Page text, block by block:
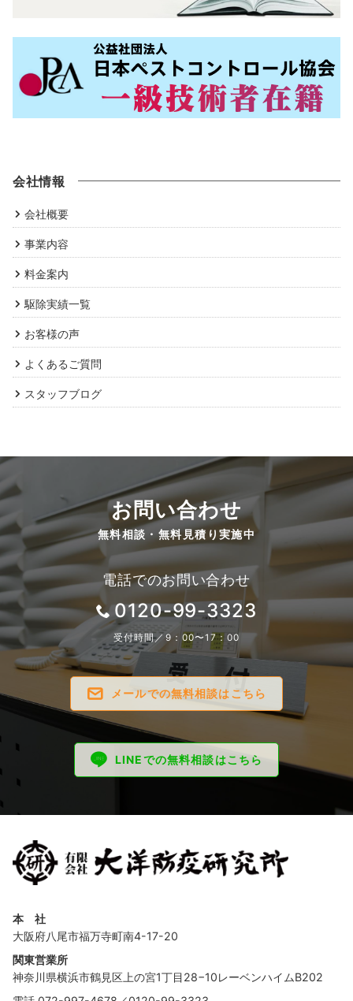
会社情報
会社概要
事業内容
料金案内
駆除実績一覧
お客様の声
よくあるご質問
スタッフブログ
お問い合わせ
無料相談・無料見積り実施中
電話でのお問い合わせ
0120-99-3323
受付時間／9：00〜17：00
メールでの無料相談はこちら
LINEでの無料相談はこちら
本 社
大阪府八尾市福万寺町南4-17-20
関東営業所
神奈川県横浜市鶴見区上の宮1丁目28−10レーベンハイムB202